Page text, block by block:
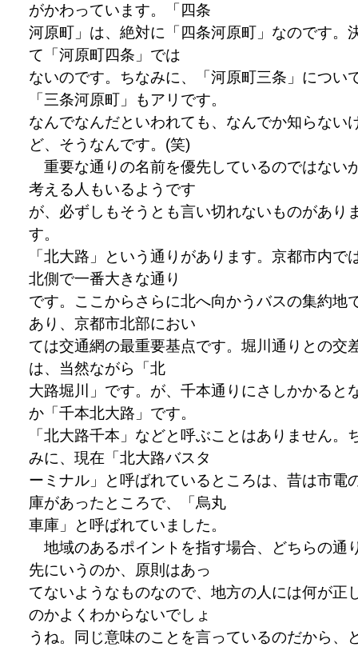
がかわっています。「四条
河原町」は、絶対に「四条河原町」なのです。
て「河原町四条」では
ないのです。ちなみに、「河原町三条」につい
「三条河原町」もアリです。
なんでなんだといわれても、なんでか知らない
ど、そうなんです。(笑)
重要な通りの名前を優先しているのではない
考える人もいるようです
が、必ずしもそうとも言い切れないものがあり
す。
「北大路」という通りがあります。京都市内で
北側で一番大きな通り
です。ここからさらに北へ向かうバスの集約地
あり、京都市北部におい
ては交通網の最重要基点です。堀川通りとの交
は、当然ながら「北
大路堀川」です。が、千本通りにさしかかると
か「千本北大路」です。
「北大路千本」などと呼ぶことはありません。
みに、現在「北大路バスタ
ーミナル」と呼ばれているところは、昔は市電
庫があったところで、「烏丸
車庫」と呼ばれていました。
地域のあるポイントを指す場合、どちらの通
先にいうのか、原則はあっ
てないようなものなので、地方の人には何が正
のかよくわからないでしょ
うね。同じ意味のことを言っているのだから、